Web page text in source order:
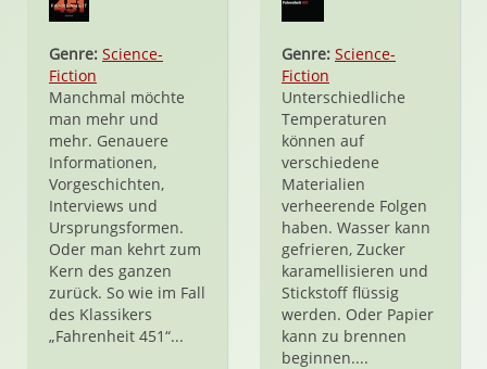
Genre: Science-
Fiction
Manchmal möchte
man mehr und
mehr. Genauere
Informationen,
Vorgeschichten,
Interviews und
Ursprungsformen.
Oder man kehrt zum
Kern des ganzen
zurück. So wie im Fall
des Klassikers
„Fahrenheit 451“...
Genre: Science-
Fiction
Unterschiedliche
Temperaturen
können auf
verschiedene
Materialien
verheerende Folgen
haben. Wasser kann
gefrieren, Zucker
karamellisieren und
Stickstoff flüssig
werden. Oder Papier
kann zu brennen
beginnen....